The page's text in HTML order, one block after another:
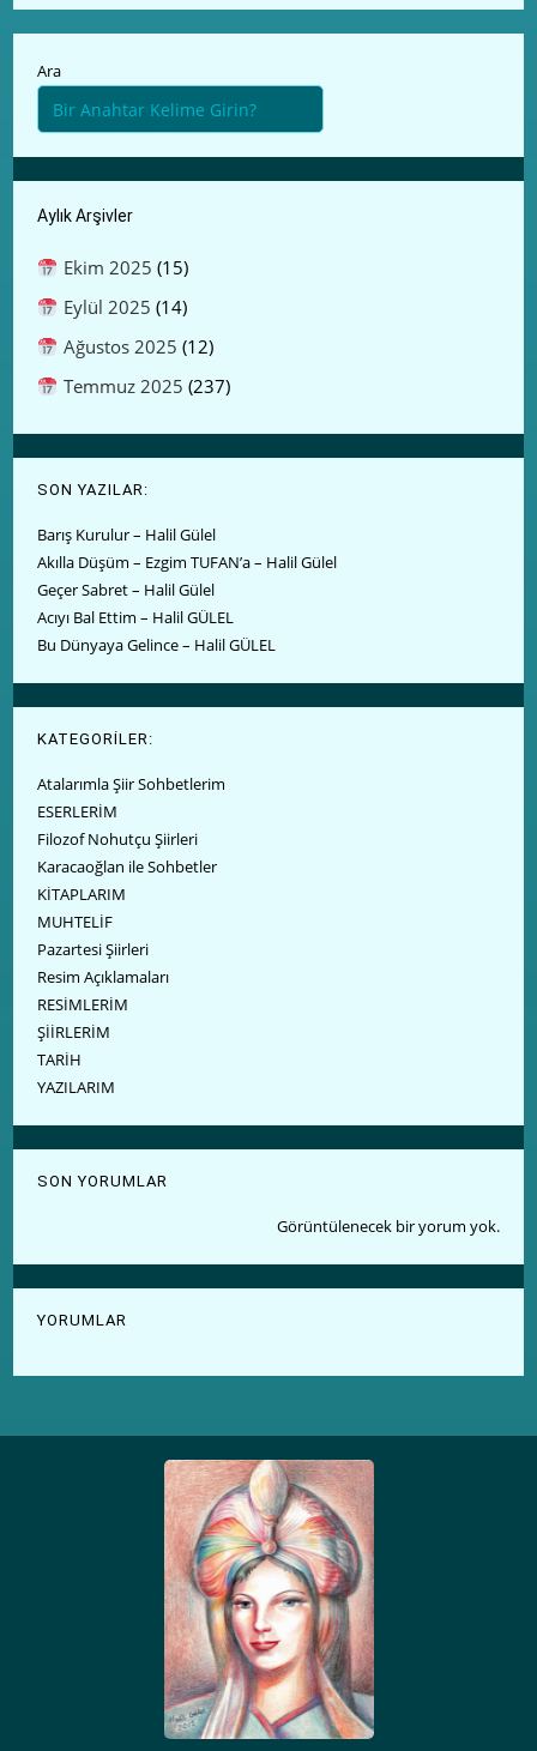
Ara
Aylık Arşivler
Ekim 2025 (15)
Eylül 2025 (14)
Ağustos 2025 (12)
Temmuz 2025 (237)
SON YAZILAR:
Barış Kurulur – Halil Gülel
Akılla Düşüm – Ezgim TUFAN’a – Halil Gülel
Geçer Sabret – Halil Gülel
Acıyı Bal Ettim – Halil GÜLEL
Bu Dünyaya Gelince – Halil GÜLEL
KATEGORİLER:
Atalarımla Şiir Sohbetlerim
ESERLERİM
Filozof Nohutçu Şiirleri
Karacaoğlan ile Sohbetler
KİTAPLARIM
MUHTELİF
Pazartesi Şiirleri
Resim Açıklamaları
RESİMLERİM
ŞİİRLERİM
TARİH
YAZILARIM
SON YORUMLAR
Görüntülenecek bir yorum yok.
YORUMLAR